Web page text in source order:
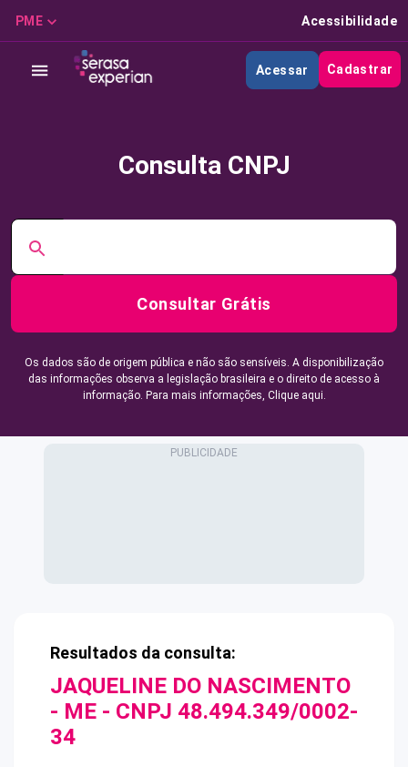
PME Acessibilidade
Acessar Cadastrar
Consulta CNPJ
Consultar Grátis
Os dados são de origem pública e não são sensíveis. A disponibilização
das informações observa a legislação brasileira e o direito de acesso à
informação. Para mais informações, Clique aqui.
Resultados da consulta:
JAQUELINE DO NASCIMENTO
- ME - CNPJ 48.494.349/0002-
34